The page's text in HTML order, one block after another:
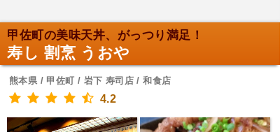
甲佐町の美味天丼、がっつり満足！
寿し 割烹 うおや
熊本県 / 甲佐町 / 岩下 寿司店 / 和食店
4.2